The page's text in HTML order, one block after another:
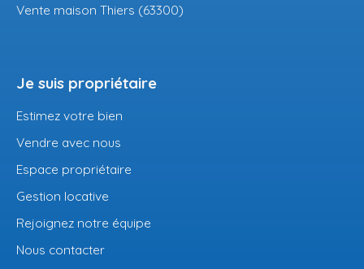
Vente maison Thiers (63300)
Je suis propriétaire
Estimez votre bien
Vendre avec nous
Espace propriétaire
Gestion locative
Rejoignez notre équipe
Nous contacter